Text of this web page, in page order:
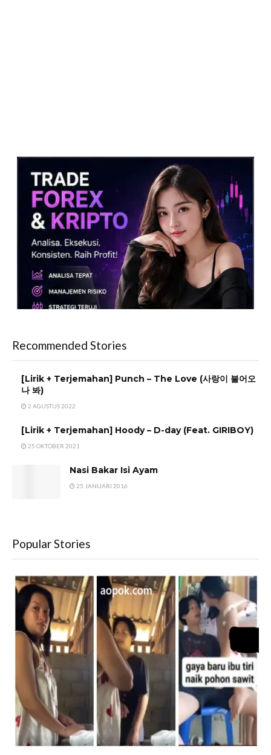
Recommended Stories
[Lirik + Terjemahan] Punch – The Love (사랑이 불어오
나 봐)
2 AGUSTUS 2022
[Lirik + Terjemahan] Hoody – D-day (Feat. GIRIBOY)
25 OKTOBER 2021
Nasi Bakar Isi Ayam
25 JANUARI 2016
Popular Stories